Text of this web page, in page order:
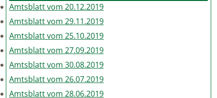
Amtsblatt vom 20.12.2019
Amtsblatt vom 29.11.2019
Amtsblatt vom 25.10.2019
Amtsblatt vom 27.09.2019
Amtsblatt vom 30.08.2019
Amtsblatt vom 26.07.2019
Amtsblatt vom 28.06.2019